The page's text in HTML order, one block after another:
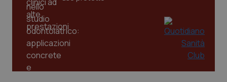
www.quotidianosanita.it